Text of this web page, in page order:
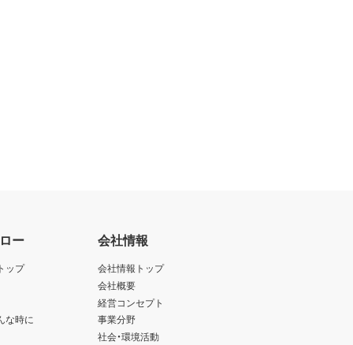
ー
ップ
な時に
会社情報
会社情報トップ
会社概要
経営コンセプト
事業分野
社会・環境活動